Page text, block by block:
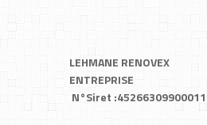
LEHMANE RENOVEX
ENTREPRISE
N°Siret :45266309900011